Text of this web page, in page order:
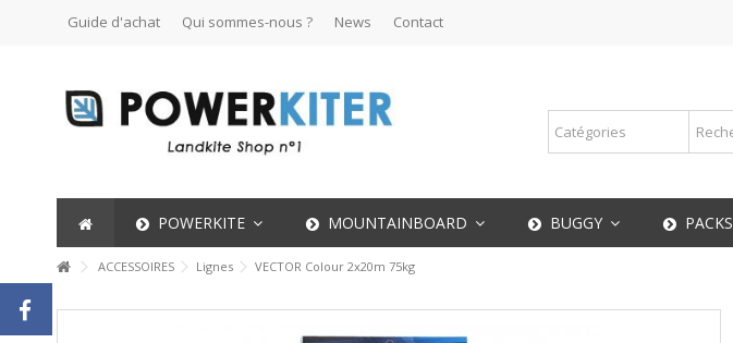
Guide d'achat Qui sommes-nous ? News Contact
POWERKITE MOUNTAINBOARD BUGGY PACKS
ACCESSOIRES Lignes VECTOR Colour 2x20m 75kg